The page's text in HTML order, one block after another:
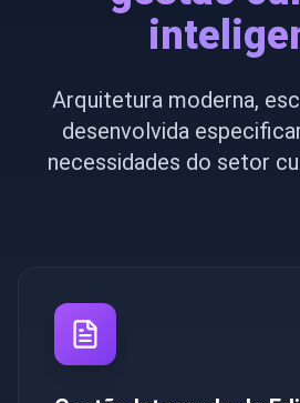
Arquitetura moderna,
desenvolvida
necessidades do setor